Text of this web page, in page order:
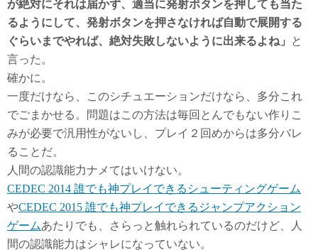
が絶対にそれは届かず、適当に発射ボタンを押しても当た
るようにして、発射ボタンを押さなければ自動で展開する
ぐらいまでやれば、絶対失敗しないように出来るよね」
と
言った。
確かに。
一度だけなら、このシチュエーションだけなら、多分これ
でごまかせる。問題はこの方法は毎回とんでもない作りこ
みが必要で汎用性がないし、プレイ２回めからは多分バレ
ることだ。
人間の認識能力ナメてはいけない。
CEDEC 2014 誰でも神プレイできるシューティングゲーム
やCEDEC 2015 誰でも神プレイできるジャンプアクション
ゲームあたりでも、さらっと触れられているのだけど、人
間の認識能力はシャレになっていない。